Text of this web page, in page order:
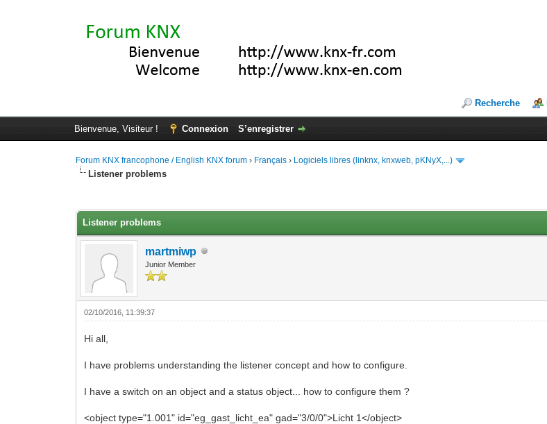
Recherche
Bienvenue, Visiteur ! Connexion S’enregistrer
Forum KNX francophone / English KNX forum › Français › Logiciels libres (linknx, knxweb, pKNyX,...)
Listener problems
Listener problems
martmiwp
Junior Member
02/10/2016, 11:39:37
Hi all,
I have problems understanding the listener concept and how to configure.
I have a switch on an object and a status object... how to configure them ?
<object type="1.001" id="eg_gast_licht_ea" gad="3/0/0">Licht 1</object>